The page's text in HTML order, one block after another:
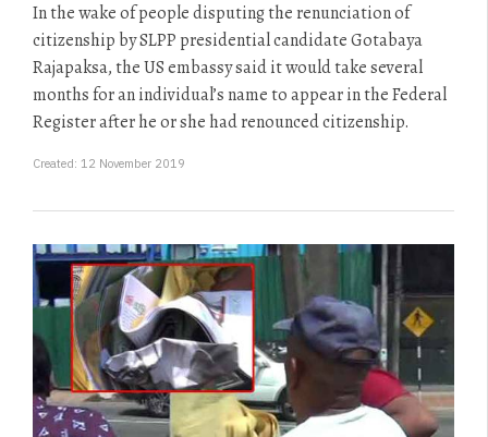
In the wake of people disputing the renunciation of
citizenship by SLPP presidential candidate Gotabaya
Rajapaksa, the US embassy said it would take several
months for an individual’s name to appear in the Federal
Register after he or she had renounced citizenship.
Created: 12 November 2019